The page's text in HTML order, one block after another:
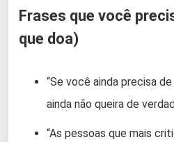
Frases que você
que doa)
“Se você ainda precisa
ainda não queira de
“As pessoas que mais